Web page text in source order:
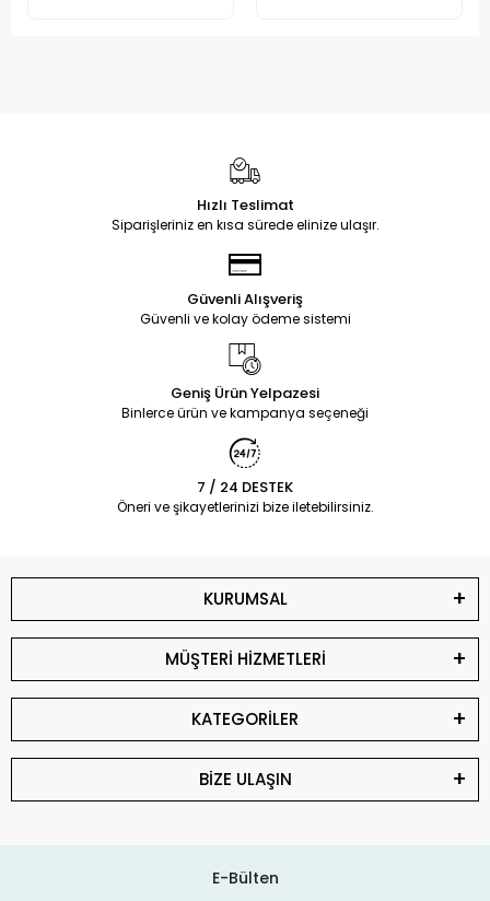
Hızlı Teslimat
Siparişleriniz en kısa sürede elinize ulaşır.
Güvenli Alışveriş
Güvenli ve kolay ödeme sistemi
Geniş Ürün Yelpazesi
Binlerce ürün ve kampanya seçeneği
7 / 24 DESTEK
Öneri ve şikayetlerinizi bize iletebilirsiniz.
KURUMSAL
MÜŞTERİ HİZMETLERİ
KATEGORİLER
BİZE ULAŞIN
E-Bülten